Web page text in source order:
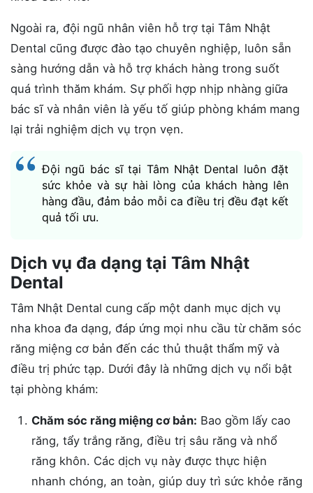
Ngoài ra, đội ngũ nhân viên hỗ trợ tại Tâm Nhật
Dental cũng được đào tạo chuyên nghiệp, luôn sẵn
sàng hướng dẫn và hỗ trợ khách hàng trong suốt
quá trình thăm khám. Sự phối hợp nhịp nhàng giữa
bác sĩ và nhân viên là yếu tố giúp phòng khám mang
lại trải nghiệm dịch vụ trọn vẹn.
Đội ngũ bác sĩ tại Tâm Nhật Dental luôn đặt
sức khỏe và sự hài lòng của khách hàng lên
hàng đầu, đảm bảo mỗi ca điều trị đều đạt kết
quả tối ưu.
Dịch vụ đa dạng tại Tâm Nhật
Dental
Tâm Nhật Dental cung cấp một danh mục dịch vụ
nha khoa đa dạng, đáp ứng mọi nhu cầu từ chăm sóc
răng miệng cơ bản đến các thủ thuật thẩm mỹ và
điều trị phức tạp. Dưới đây là những dịch vụ nổi bật
tại phòng khám:
Chăm sóc răng miệng cơ bản: Bao gồm lấy cao
răng, tẩy trắng răng, điều trị sâu răng và nhổ
răng khôn. Các dịch vụ này được thực hiện
nhanh chóng, an toàn, giúp duy trì sức khỏe răng